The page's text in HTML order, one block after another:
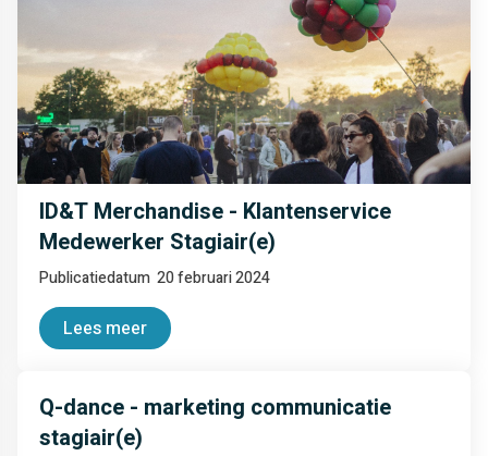
ID&T Merchandise - Klantenservice
Medewerker Stagiair(e)
Publicatiedatum 20 februari 2024
Lees meer
Q-dance - marketing communicatie
stagiair(e)